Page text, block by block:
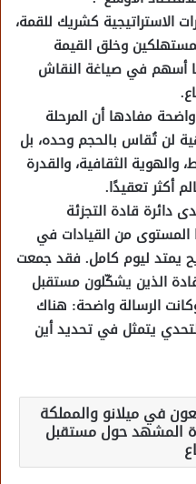
كشريك للقمة،
وخلق القيمة
أسهم في صياغة النقاش
2026 برسالة واضحة مفادها أن المرحلة
لن تُقاس بالحجم وحده، بل
والهوية الثقافية، والقدرة
أكثر تعقيدًا.
دائرة قادة التجزئة
المستوى من القيادات في
يمتد ليوم كامل. فقد جمعت
الذين يشكّلون مستقبل
الرسالة واضحة: هناك
يتمثل في تحديد أين
في ميلانو والمملكة
المشهد حول مستقبل